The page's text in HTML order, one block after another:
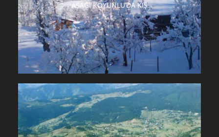
AŞAĞI KOYUNLU’DA KIŞ